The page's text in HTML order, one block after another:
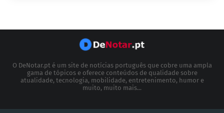
O DeNotar.pt é um site de notícias português que cobre uma ampla
gama de tópicos e oferece conteúdos de qualidade sobre
atualidade, tecnologia, mobilidade, entretenimento, humor e
muito, muito mais...